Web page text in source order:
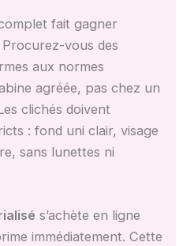
fait gagner
vous des
aux normes
agréée, pas chez un
clichés doivent
: fond uni clair, visage
sans lunettes ni
s’achète en ligne
immédiatement. Cette